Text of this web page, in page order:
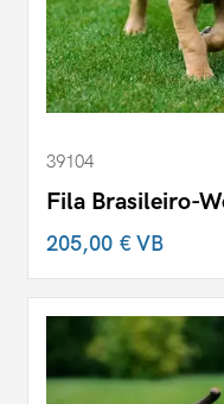
39104
Fila Brasileiro-
205,00 €VB